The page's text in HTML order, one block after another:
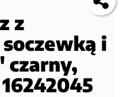
z
i
czarny,